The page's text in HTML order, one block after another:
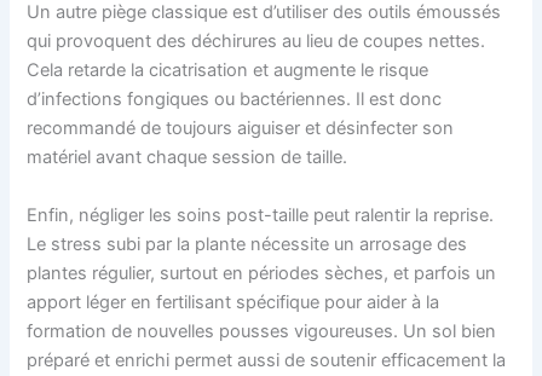
Un autre piège classique est d’utiliser des outils émoussés
qui provoquent des déchirures au lieu de coupes nettes.
Cela retarde la cicatrisation et augmente le risque
d’infections fongiques ou bactériennes. Il est donc
recommandé de toujours aiguiser et désinfecter son
matériel avant chaque session de taille.
Enfin, négliger les soins post-taille peut ralentir la reprise.
Le stress subi par la plante nécessite un arrosage des
plantes régulier, surtout en périodes sèches, et parfois un
apport léger en fertilisant spécifique pour aider à la
formation de nouvelles pousses vigoureuses. Un sol bien
préparé et enrichi permet aussi de soutenir efficacement la